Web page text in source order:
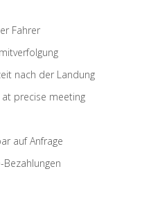
Fahrer
nach der Landung
precise meeting
auf Anfrage